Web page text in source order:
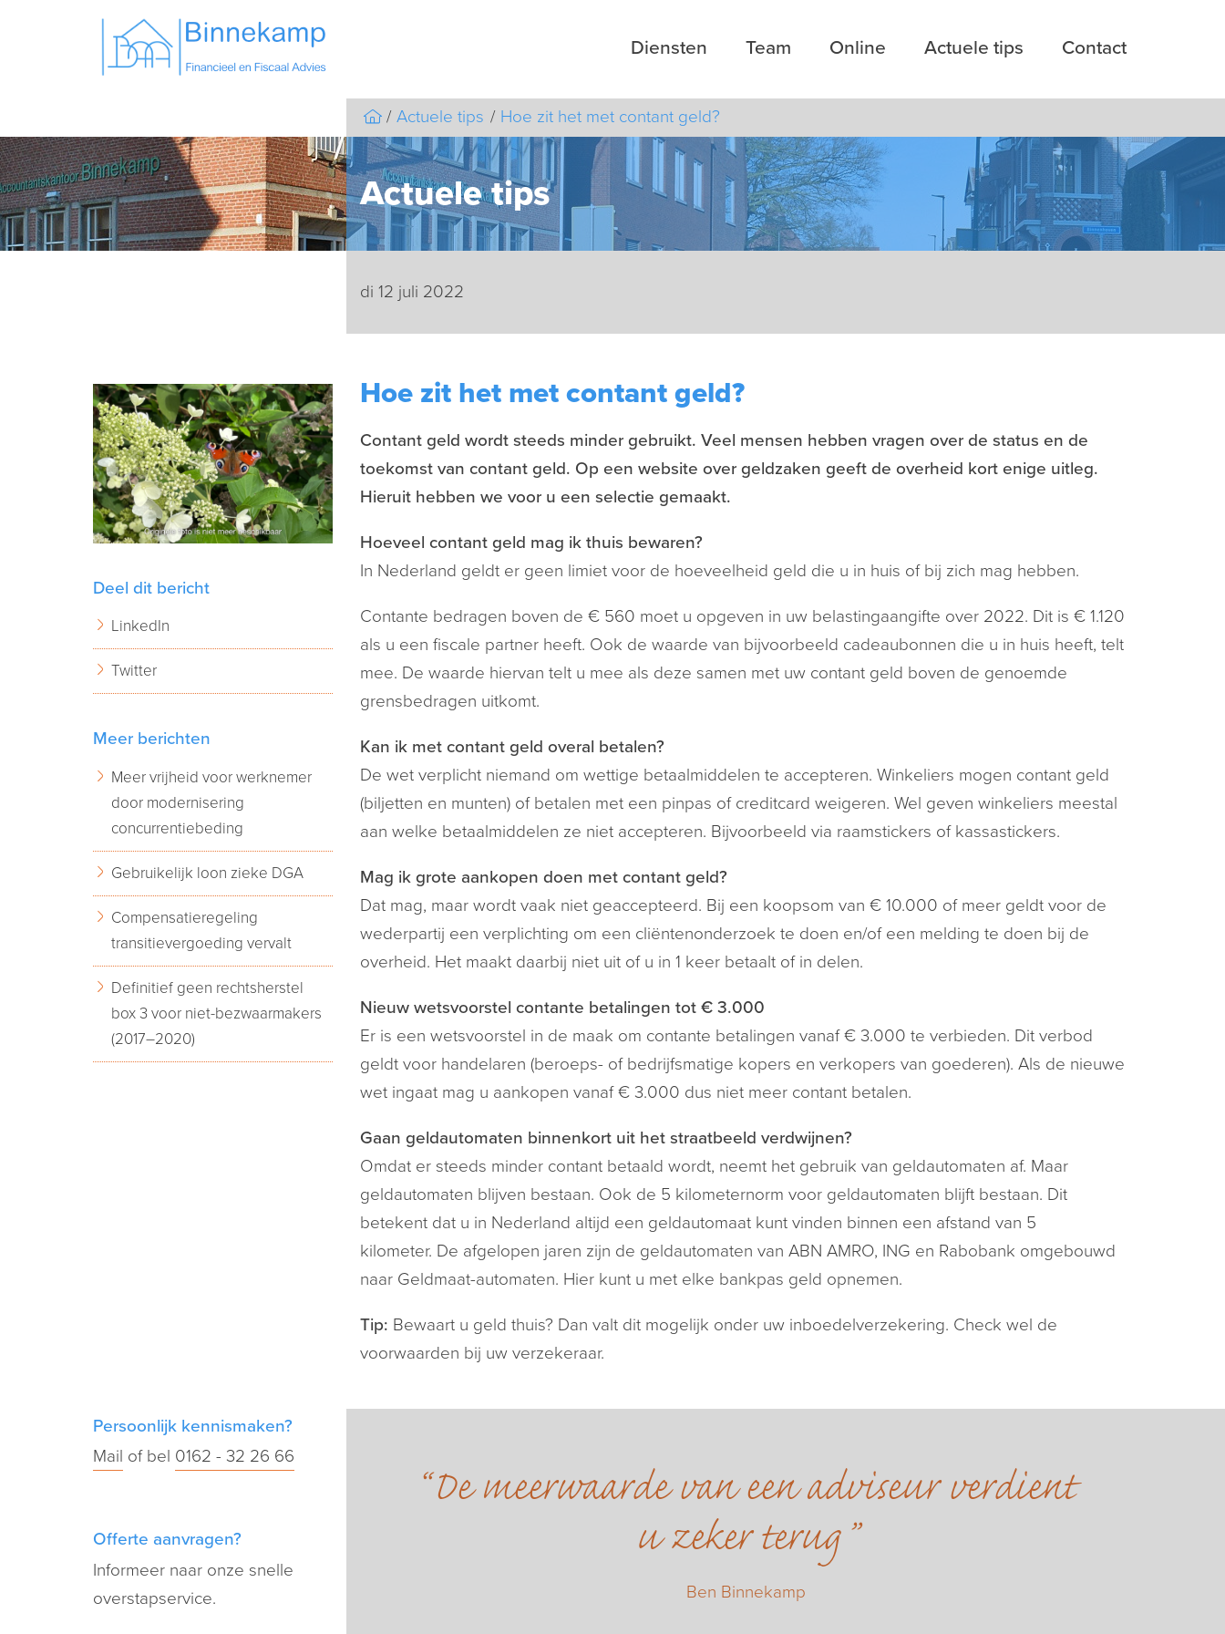
Diensten Team Online Actuele tips Contact
Actuele tips Hoe zit het met contant geld?
Actuele tips
di 12 juli 2022
Hoe zit het met contant geld?
Contant geld wordt steeds minder gebruikt. Veel mensen hebben vragen over de status en de
toekomst van contant geld. Op een website over geldzaken geeft de overheid kort enige uitleg.
Hieruit hebben we voor u een selectie gemaakt.
Hoeveel contant geld mag ik thuis bewaren?
In Nederland geldt er geen limiet voor de hoeveelheid geld die u in huis of bij zich mag hebben.
Contante bedragen boven de € 560 moet u opgeven in uw belastingaangifte over 2022. Dit is € 1.120
als u een fiscale partner heeft. Ook de waarde van bijvoorbeeld cadeaubonnen die u in huis heeft, telt
mee. De waarde hiervan telt u mee als deze samen met uw contant geld boven de genoemde
grensbedragen uitkomt.
Kan ik met contant geld overal betalen?
De wet verplicht niemand om wettige betaalmiddelen te accepteren. Winkeliers mogen contant geld
(biljetten en munten) of betalen met een pinpas of creditcard weigeren. Wel geven winkeliers meestal
aan welke betaalmiddelen ze niet accepteren. Bijvoorbeeld via raamstickers of kassastickers.
Mag ik grote aankopen doen met contant geld?
Dat mag, maar wordt vaak niet geaccepteerd. Bij een koopsom van € 10.000 of meer geldt voor de
wederpartij een verplichting om een cliëntenonderzoek te doen en/of een melding te doen bij de
overheid. Het maakt daarbij niet uit of u in 1 keer betaalt of in delen.
Nieuw wetsvoorstel contante betalingen tot € 3.000
Er is een wetsvoorstel in de maak om contante betalingen vanaf € 3.000 te verbieden. Dit verbod
geldt voor handelaren (beroeps- of bedrijfsmatige kopers en verkopers van goederen). Als de nieuwe
wet ingaat mag u aankopen vanaf € 3.000 dus niet meer contant betalen.
Gaan geldautomaten binnenkort uit het straatbeeld verdwijnen?
Omdat er steeds minder contant betaald wordt, neemt het gebruik van geldautomaten af. Maar
geldautomaten blijven bestaan. Ook de 5 kilometernorm voor geldautomaten blijft bestaan. Dit
betekent dat u in Nederland altijd een geldautomaat kunt vinden binnen een afstand van 5
kilometer. De afgelopen jaren zijn de geldautomaten van ABN AMRO, ING en Rabobank omgebouwd
naar Geldmaat-automaten. Hier kunt u met elke bankpas geld opnemen.
Tip: Bewaart u geld thuis? Dan valt dit mogelijk onder uw inboedelverzekering. Check wel de
voorwaarden bij uw verzekeraar.
Deel dit bericht
LinkedIn
Twitter
Meer berichten
Meer vrijheid voor werknemer
door modernisering
concurrentiebeding
Gebruikelijk loon zieke DGA
Compensatieregeling
transitievergoeding vervalt
Definitief geen rechtsherstel
box 3 voor niet-bezwaarmakers
(2017–2020)
Persoonlijk kennismaken?
Mail of bel 0162 - 32 26 66
Offerte aanvragen?
Informeer naar onze snelle
overstapservice.
De meerwaarde van een adviseur verdient
u zeker terug
Ben Binnekamp